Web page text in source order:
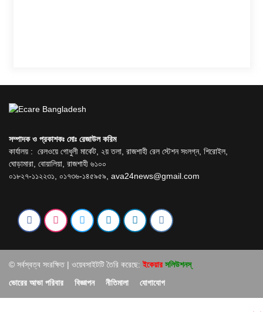
সম্পাদক ও প্রকাশকঃ মোঃ রেজাউল করিম
কার্যালয় : রেলওয়ে গোধুলী মার্কেট, ২য় তলা, রাজশাহী রেল স্টেশন সংলগ্ন, শিরোইল,
ঘোড়ামারা, বোয়ালিয়া, রাজশাহী ৬১০০
০১৮২৭-১১২২৩১, ০১৭৩৬-১৪৫৯৫৯, ava24news@gmail.com
© সর্বস্বত্ব সংরক্ষিত | ওয়েবসাইটটি তৈরি করেছে:ইকেয়ার সলিউশনস্
ভোরের আভা পরিবার
বিজ্ঞাপন নীতিমালা যোগাযোগ